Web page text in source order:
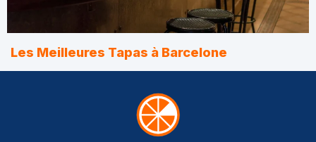
Les Meilleures Tapas à Barcelone